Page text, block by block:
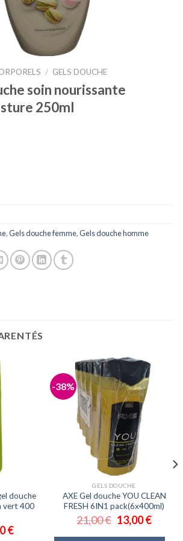
/ GELS DOUCHE
soin nourissante
250ml
,Gels douche femme,Gels douche homme
douche
vert 400
€
-38%
GELS DOUCHE
AXE Gel douche YOU CLEAN
FRESH 6IN1 pack(6x400ml)
21,00€ 13,00€